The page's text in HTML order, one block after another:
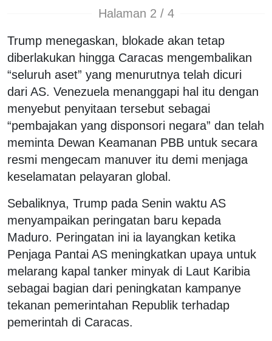
Halaman 2 / 4
Trump menegaskan, blokade akan tetap
diberlakukan hingga Caracas mengembalikan
“seluruh aset” yang menurutnya telah dicuri
dari AS. Venezuela menanggapi hal itu dengan
menyebut penyitaan tersebut sebagai
“pembajakan yang disponsori negara” dan telah
meminta Dewan Keamanan PBB untuk secara
resmi mengecam manuver itu demi menjaga
keselamatan pelayaran global.
Sebaliknya, Trump pada Senin waktu AS
menyampaikan peringatan baru kepada
Maduro. Peringatan ini ia layangkan ketika
Penjaga Pantai AS meningkatkan upaya untuk
melarang kapal tanker minyak di Laut Karibia
sebagai bagian dari peningkatan kampanye
tekanan pemerintahan Republik terhadap
pemerintah di Caracas.